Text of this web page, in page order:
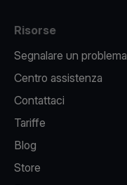
Risorse
Segnalare un problema
Centro assistenza
Contattaci
Tariffe
Blog
Store